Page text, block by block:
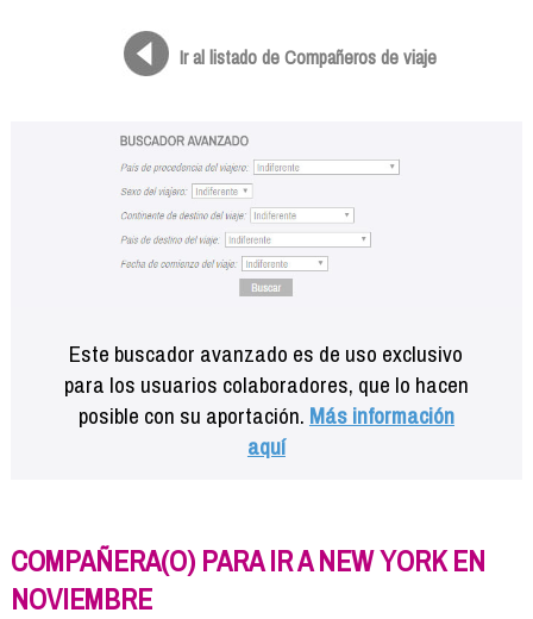
Ir al listado de Compañeros de viaje
Este buscador avanzado es de uso exclusivo
para los usuarios colaboradores, que lo hacen
posible con su aportación. Más información
aquí
COMPAÑERA(O) PARA IR A NEW YORK EN
NOVIEMBRE